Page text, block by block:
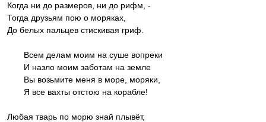
Когда ни до размеров, ни до рифм, -
Тогда друзьям пою о моряках,
До белых пальцев стискивая гриф.
Всем делам моим на суше вопреки
И назло моим заботам на земле
Вы возьмите меня в море, моряки,
Я все вахты отстою на корабле!
Любая тварь по морю знай плывёт,